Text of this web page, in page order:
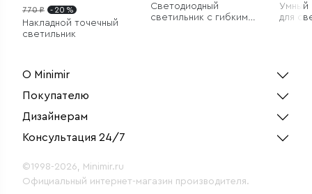
770 ₽ - 20 %
Накладной точечный
светильник
Светодиодный
светильник с гибким
Умный
для
О Minimir
Покупателю
Дизайнерам
Консультация 24/7
©1998-2026, Minimir.ru
Официальный интернет-магазин производителя.